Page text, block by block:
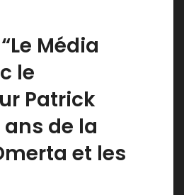
Média
le
Patrick
ans de la
et les